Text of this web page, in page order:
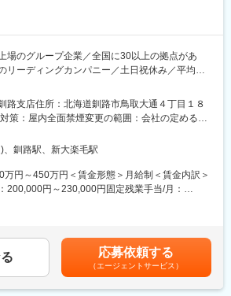
査の結果報告
ービスの契約
備、書類作成
ー体制：
分野になりますが、営業職は文系出身の社員が
ます！
日
・祝日+シフト制で1日休み
率：男性→66.7%、女性→100％
て：
場のグループ企業／全国に30以上の拠点があ
リーディングカンパニー／土日祝休み／平均残
院を対象とした動物用医薬品、飼料の提案営業
ペットの暮らしに貢献するやりがいのある仕事
や動物病院への定期訪問・情報提供 ■動物用医
飼料等の提案・販売 ■受発注・見積書作成など
事務作業 ■他の業界・異業種からの入社事例も
用医薬品・機器、サプリメント、フードなどの
や畜産農家向けの飼料や消毒資材など
路支店住所：北海道釧路市鳥取大通４丁目１８
策：屋内全面禁煙変更の範囲：会社の定める事
、釧路駅、新大楽毛駅
万円～450万円＜賃金形態＞月給制＜賃金内訳＞
200,000円～230,000円固定残業手当/月：
別途支給 固定残業代の時間：20時間/月 賞
績年２回（6月、12月支給 合計5.15ヶ月） ※初
規定により独自計算の上で支給となります。賃
安の金額であり、選考を通じて上下する可能性
応募依頼する
（エージェントサービス）